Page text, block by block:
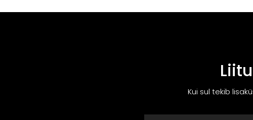
Kui sul tekib